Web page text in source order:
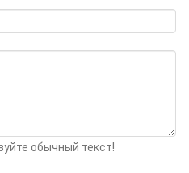
обычный текст!